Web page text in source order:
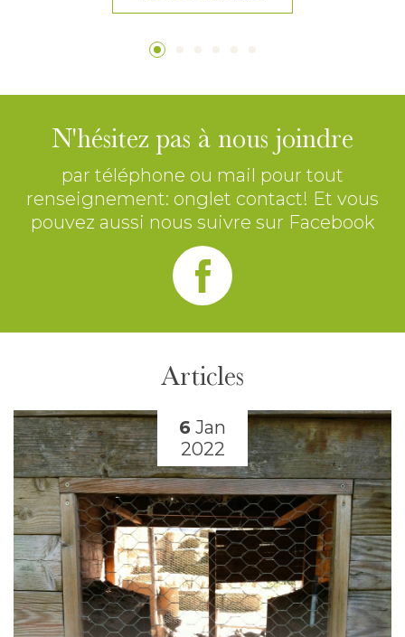
N'hésitez pas à nous joindre
par téléphone ou mail pour tout
renseignement: onglet contact! Et vous
pouvez aussi nous suivre sur Facebook
Articles
6 Jan
2022